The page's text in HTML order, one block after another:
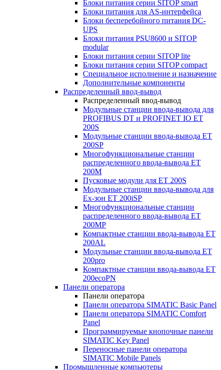
Блоки питания серии SITOP smart
Блоки питания для AS-интерфейса
Блоки бесперебойного питания DC-
UPS
Блоки питания PSU8600 и SITOP
modular
Блоки питания серии SITOP lite
Блоки питания серии SITOP compact
Специальное исполнение и назначение
Дополнительные компоненты
Распределенный ввод-вывод
Распределенный ввод-вывод
Модульные станции ввода-вывода для
PROFIBUS DT и PROFINET IO ET
200S
Модульные станции ввода-вывода ET
200SP
Многофункциональные станции
распределенного ввода-вывода ET
200M
Пусковые модули для ET 200S
Модульные станции ввода-вывода для
Ex-зон ET 200iSP
Многофункциональные станции
распределенного ввода-вывода ET
200MP
Компактные станции ввода-вывода ET
200AL
Модульные станции ввода-вывода ET
200pro
Компактные станции ввода-вывода ET
200ecoPN
Панели оператора
Панели оператора
Панели оператора SIMATIC Basic Panel
Панели оператора SIMATIC Comfort
Panel
Программируемые кнопочные панели
SIMATIC Key Panel
Переносные панели оператора
SIMATIC Mobile Panels
Промышленные компьютеры